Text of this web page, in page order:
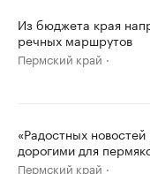
Из бюджета края
речных маршрутов
Пермский край
«Радостных
дорогими для
Пермский край